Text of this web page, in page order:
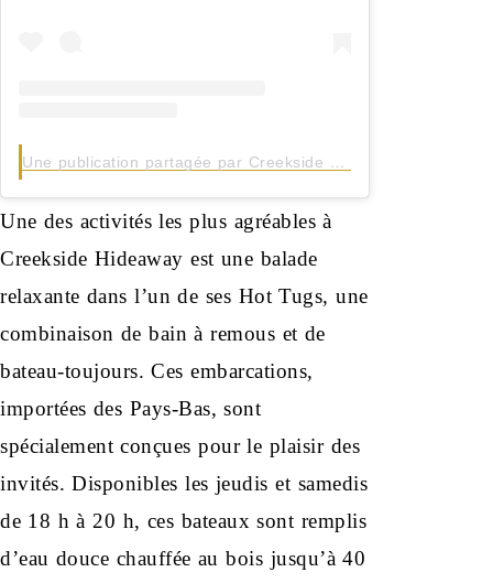
Une publication partagée par Creekside Hideaway, Tennessee (@creeksidehideawaytn)
Une des activités les plus agréables à
Creekside Hideaway est une balade
relaxante dans l’un de ses Hot Tugs, une
combinaison de bain à remous et de
bateau-toujours. Ces embarcations,
importées des Pays-Bas, sont
spécialement conçues pour le plaisir des
invités. Disponibles les jeudis et samedis
de 18 h à 20 h, ces bateaux sont remplis
d’eau douce chauffée au bois jusqu’à 40